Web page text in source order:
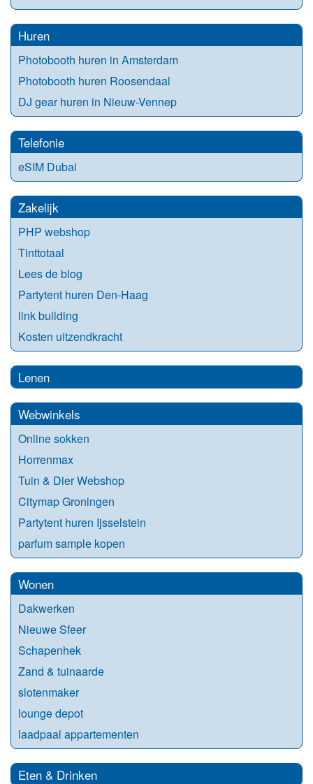
Huren
Photobooth huren in Amsterdam
Photobooth huren Roosendaal
DJ gear huren in Nieuw-Vennep
Telefonie
eSIM Dubai
Zakelijk
PHP webshop
Tinttotaal
Lees de blog
Partytent huren Den-Haag
link building
Kosten uitzendkracht
Lenen
Webwinkels
Online sokken
Horrenmax
Tuin & Dier Webshop
Citymap Groningen
Partytent huren Ijsselstein
parfum sample kopen
Wonen
Dakwerken
Nieuwe Sfeer
Schapenhek
Zand & tuinaarde
slotenmaker
lounge depot
laadpaal appartementen
Eten & Drinken